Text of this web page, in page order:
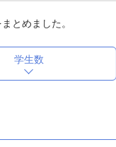
とめました。
学生数